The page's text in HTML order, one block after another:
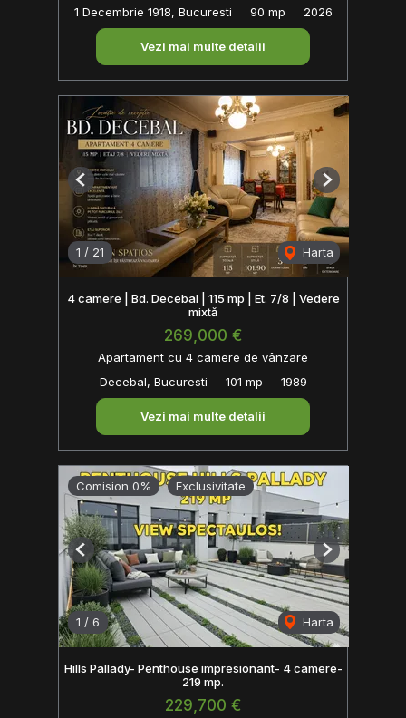
1 Decembrie 1918, Bucuresti 90 mp 2026
Vezi mai multe detalii
1 / 21 Harta
Previous Next
4 camere | Bd. Decebal | 115 mp | Et. 7/8 | Vedere
mixtă
269,000 €
Apartament cu 4 camere de vânzare
Decebal, Bucuresti
101 mp 1989
Vezi mai multe detalii
Comision 0% Exclusivitate
1 / 6 Harta
Previous Next
Hills Pallady- Penthouse impresionant- 4 camere-
219 mp.
229,700 €